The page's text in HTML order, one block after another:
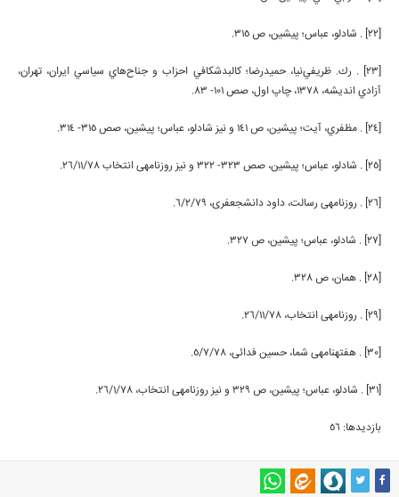
[22] . شادلو، عباس؛ پيشين، ص 315.
[23] . رك. ظريفي‌نيا، حميدرضا؛ كالبدشكافي احزاب و جناح‌هاي سياسي ايران، تهران،
آزادي انديشه، 1378، چاپ اول، صص 101- 83.
[24] . مظفري، آيت؛ پيشين، ص 141 و نیز شادلو، عباس؛ پيشين، صص 315- 314.
[25] . شادلو، عباس؛ پيشين، صص 323- 322 و نیز روزنامه­ی انتخاب 26/11/78.
[26] . روزنامه­ی رسالت، داود دانش­جعفری، 6/2/79.
[27] . شادلو، عباس؛ پيشين، ص 327.
[28] . همان، ص 328.
[29] . روزنامه­ی انتخاب، 26/11/78.
[30] . هفته­نامه­ی شما، حسین فدائی، 5/7/78.
[31] . شادلو، عباس؛ پيشين، ص 329 و نیز روزنامه­ی انتخاب، 26/1/78.
بازدیدها: 56